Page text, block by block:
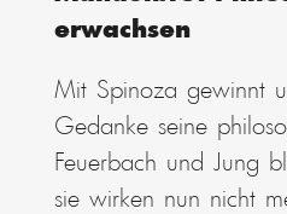
erwachsen
Mit Spinoza gewinnt
Gedanke seine
Feuerbach und Jung
sie wirken nun nicht